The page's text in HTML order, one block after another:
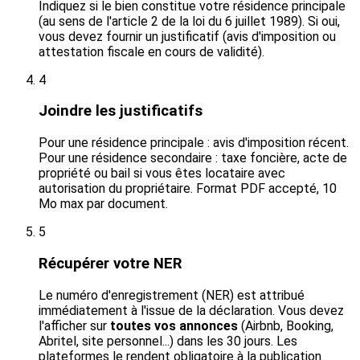
Indiquez si le bien constitue votre résidence principale
(au sens de l'article 2 de la loi du 6 juillet 1989). Si oui,
vous devez fournir un justificatif (avis d'imposition ou
attestation fiscale en cours de validité).
4
Joindre les justificatifs
Pour une résidence principale : avis d'imposition récent.
Pour une résidence secondaire : taxe foncière, acte de
propriété ou bail si vous êtes locataire avec
autorisation du propriétaire. Format PDF accepté, 10
Mo max par document.
5
Récupérer votre NER
Le numéro d'enregistrement (NER) est attribué
immédiatement à l'issue de la déclaration. Vous devez
l'afficher sur toutes vos annonces (Airbnb, Booking,
Abritel, site personnel...) dans les 30 jours. Les
plateformes le rendent obligatoire à la publication.